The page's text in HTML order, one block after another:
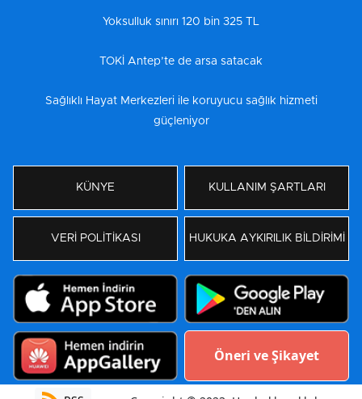
Yoksulluk sınırı 120 bin 325 TL
TOKİ Antep’te de arsa satacak
Sağlıklı Hayat Merkezleri ile koruyucu sağlık hizmeti
güçleniyor
KÜNYE KULLANIM ŞARTLARI
VERİ POLİTİKASI HUKUKA AYKIRILIK BİLDİRİMİ
Öneri ve Şikayet